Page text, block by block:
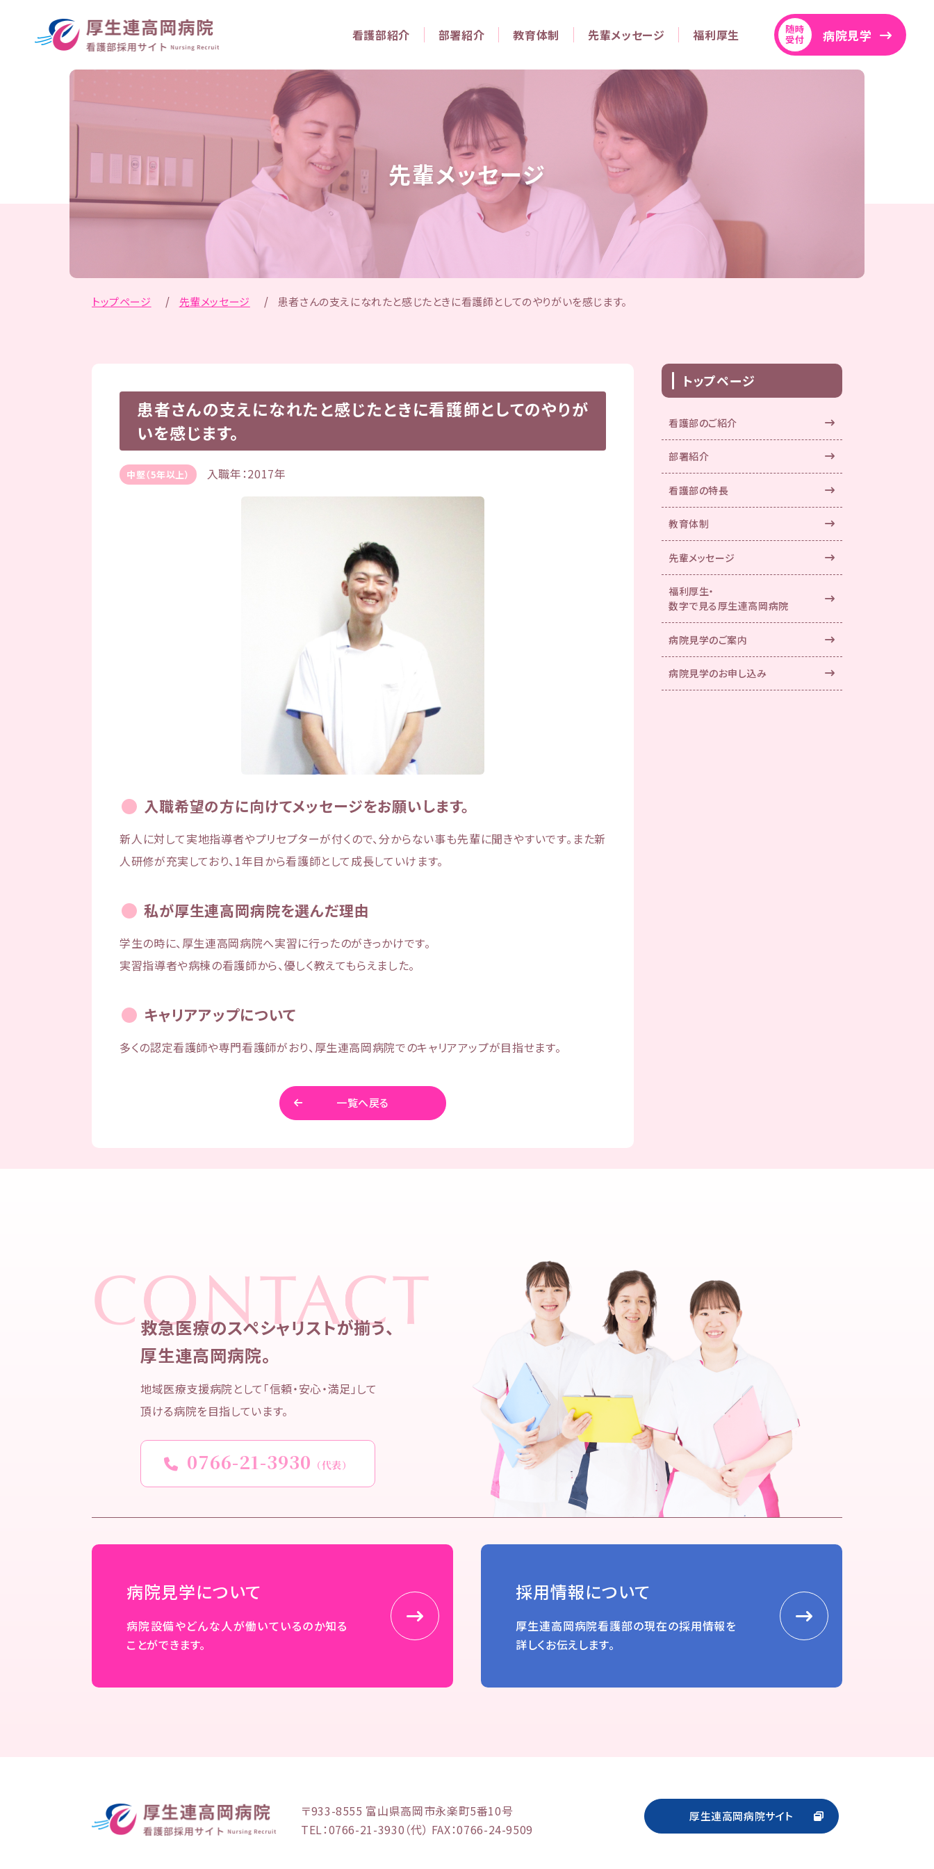
看護部紹介 部署紹介 教育体制 先輩メッセージ 福利厚生 随時
受付 病院見学
先輩メッセージ
トップページ 先輩メッセージ 患者さんの支えになれたと感じたときに看護師としてのやりがいを感じます。
患者さんの支えになれたと感じたときに看護師としてのやりが
いを感じます。
中堅（5年以上） 入職年：2017年
入職希望の方に向けてメッセージをお願いします。
新人に対して実地指導者やプリセプターが付くので、分からない事も先輩に聞きやすいです。また新
人研修が充実しており、1年目から看護師として成長していけます。
私が厚生連高岡病院を選んだ理由
学生の時に、厚生連高岡病院へ実習に行ったのがきっかけです。
実習指導者や病棟の看護師から、優しく教えてもらえました。
キャリアアップについて
多くの認定看護師や専門看護師がおり、厚生連高岡病院でのキャリアアップが目指せます。
一覧へ戻る
トップページ
看護部のご紹介
部署紹介
看護部の特長
教育体制
先輩メッセージ
福利厚生・
数字で見る厚生連高岡病院
病院見学のご案内
病院見学のお申し込み
救急医療のスペシャリストが揃う、
厚生連高岡病院。
地域医療支援病院として「信頼・安心・満足」して
頂ける病院を目指しています。
0766-21-3930 （代表）
病院見学について
病院設備やどんな人が働いているのか知る
ことができます。
採用情報について
厚生連高岡病院看護部の現在の採用情報を
詳しくお伝えします。
〒933-8555 富山県高岡市永楽町5番10号
TEL：0766-21-3930 （代） FAX：0766-24-9509
厚生連高岡病院サイト